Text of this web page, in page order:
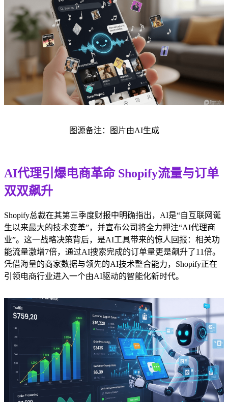
图源备注：图片由AI生成
AI代理引爆电商革命 Shopify流量与订单
双双飙升
Shopify总裁在其第三季度财报中明确指出，AI是“自互联网诞
生以来最大的技术变革”，并宣布公司将全力押注“AI代理商
业”。这一战略决策背后，是AI工具带来的惊人回报：相关功
能流量激增7倍，通过AI搜索完成的订单量更是飙升了11倍。
凭借海量的商家数据与领先的AI技术整合能力，Shopify正在
引领电商行业进入一个由AI驱动的智能化新时代。